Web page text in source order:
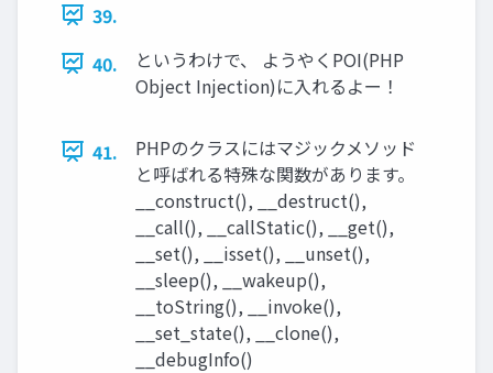
39.
40.
というわけで、 ようやくPOI(PHP
Object Injection)に入れるよー！
41.
PHPのクラスにはマジックメソッド
と呼ばれる特殊な関数があります。
__construct(), __destruct(),
__call(), __callStatic(), __get(),
__set(), __isset(), __unset(),
__sleep(), __wakeup(),
__toString(), __invoke(),
__set_state(), __clone(),
__debugInfo()